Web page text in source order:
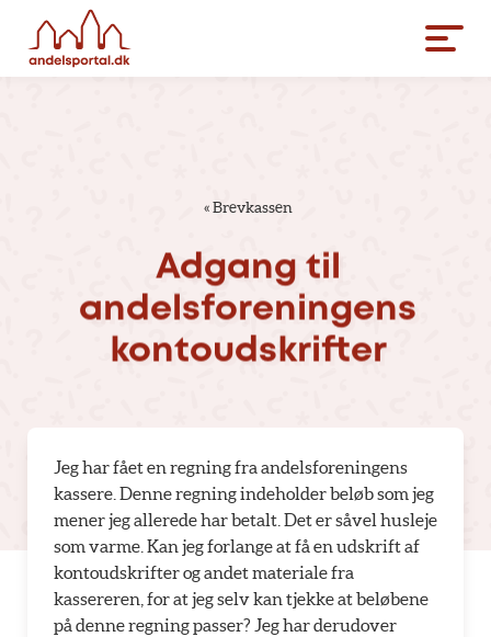
«Brevkassen
Adgang til
andelsforeningens
kontoudskrifter
Jeg har fået en regning fra andelsforeningens
kassere. Denne regning indeholder beløb som jeg
mener jeg allerede har betalt. Det er såvel husleje
som varme. Kan jeg forlange at få en udskrift af
kontoudskrifter og andet materiale fra
kassereren, for at jeg selv kan tjekke at beløbene
på denne regning passer? Jeg har derudover